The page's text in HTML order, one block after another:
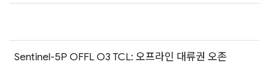
Sentinel-5P OFFL O3 TCL: 오프라인 대류권 오존